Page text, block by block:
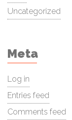
Uncategorized
Meta
Log in
Entries feed
Comments feed